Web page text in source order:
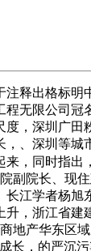
出格标明
无限公司
，深圳广
、深圳等
，同时指出
副院长、现
江学者杨
，浙江省
地产华东区
长，的严沉